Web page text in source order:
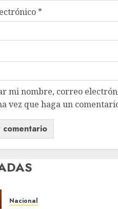
*
mi nombre, correo
vez que haga un
Nacional